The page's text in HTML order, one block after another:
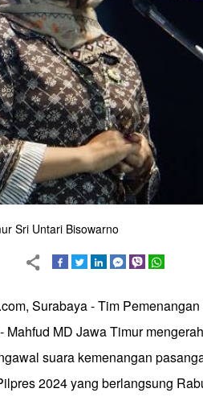
Sri Untari Bisowarno
Surabaya - Tim
Mahfud MD Jawa Timur
suara kemenangan
2024 yang berlangsung